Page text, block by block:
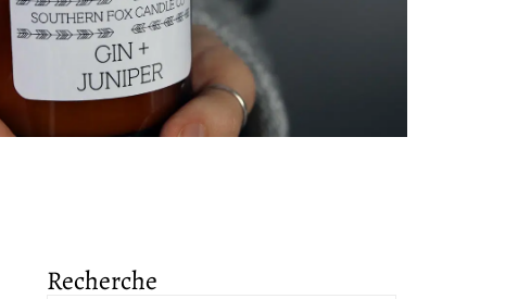
Recherche